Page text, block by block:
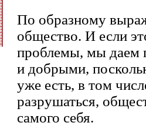
По образному
общество. И если
проблемы, мы даем
и добрыми,
уже есть, в том
разрушаться,
самого себя.